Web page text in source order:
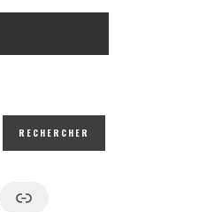
RECHERCHER
Google News